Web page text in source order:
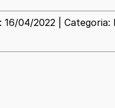
16/04/2022 | Categoria: